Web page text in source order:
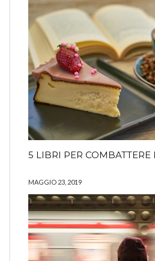
5 LIBRI PER COMBATTERE
MAGGIO 23, 2019